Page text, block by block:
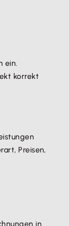
ein.
korrekt
Preisen,
in